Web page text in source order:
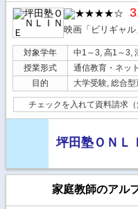
映画「ビリギャ
対象学年
中1～3, 高1～3,
授業形式
通信教育・ネッ
目的
大学受験, 総合
チェックを入れて資料請求（
坪田塾ＯＮＬ
家庭教師のアル